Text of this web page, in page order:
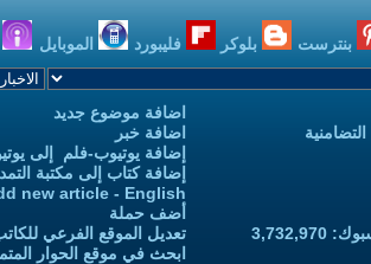
بنترست بلوكر فليبورد الموبايل
اضافة موضوع جديد
اضافة خبر
إضافة يوتيوب-فلم إلى
إضافة كتاب إلى مكتبة
new article - English
أضف حملة
تعديل الموقع الفرعي
ابحث في موقع الحوار